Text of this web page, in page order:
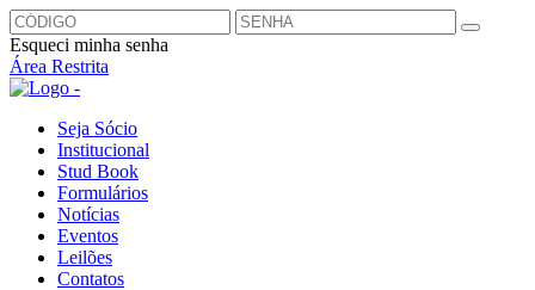
Esqueci minha senha
Área Restrita
Seja Sócio
Institucional
Stud Book
Formulários
Notícias
Eventos
Leilões
Contatos